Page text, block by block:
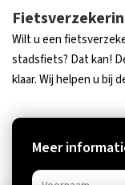
Wilt u een
stadsfiets? Dat kan!
klaar. Wij helpen u bij
Meer